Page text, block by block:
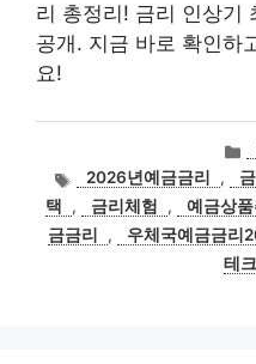
리 총정리! 금리 인상기
공개. 지금 바로 확인하
요!
태2026년예금금리 ,
택
, 금리체험 , 예금상품
금금리
, 우체국예금금리
테